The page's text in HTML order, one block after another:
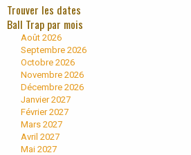
Trouver les dates
Ball Trap par mois
Août 2026
Septembre 2026
Octobre 2026
Novembre 2026
Décembre 2026
Janvier 2027
Février 2027
Mars 2027
Avril 2027
Mai 2027